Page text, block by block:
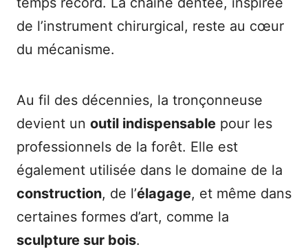
de l’instrument chirurgical, reste au cœur
du mécanisme.
Au fil des décennies, la tronçonneuse
devient un outil indispensable pour les
professionnels de la forêt. Elle est
également utilisée dans le domaine de la
construction, de l’élagage, et même dans
certaines formes d’art, comme la
sculpture sur bois.